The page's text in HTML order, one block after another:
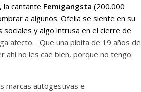
la cantante Femigangsta (200.000
a algunos. Ofelia se siente en su
y algo intrusa en el cierre de
afecto… Que una pibita de 19 años de
ahí no les cae bien, porque no tengo
marcas autogestivas e